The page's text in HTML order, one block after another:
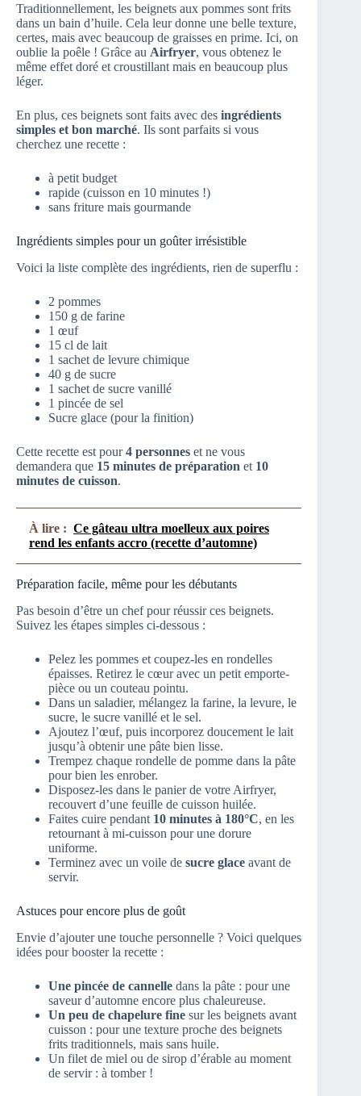
Traditionnellement, les beignets aux pommes sont frits
dans un bain d’huile. Cela leur donne une belle texture,
certes, mais avec beaucoup de graisses en prime. Ici, on
oublie la poêle ! Grâce au Airfryer, vous obtenez le
même effet doré et croustillant mais en beaucoup plus
léger.
En plus, ces beignets sont faits avec des ingrédients
simples et bon marché. Ils sont parfaits si vous
cherchez une recette :
à petit budget
rapide (cuisson en 10 minutes !)
sans friture mais gourmande
Ingrédients simples pour un goûter irrésistible
Voici la liste complète des ingrédients, rien de superflu :
2 pommes
150 g de farine
1 œuf
15 cl de lait
1 sachet de levure chimique
40 g de sucre
1 sachet de sucre vanillé
1 pincée de sel
Sucre glace (pour la finition)
Cette recette est pour4 personnes et ne vous
demandera que 15 minutes de préparation et 10
minutes de cuisson.
À lire : Ce gâteau ultra moelleux aux poires
rend les enfants accro (recette d’automne)
Préparation facile, même pour les débutants
Pas besoin d’être un chef pour réussir ces beignets.
Suivez les étapes simples ci-dessous :
Pelez les pommes et coupez-les en rondelles
épaisses. Retirez le cœur avec un petit emporte-
pièce ou un couteau pointu.
Dans un saladier, mélangez la farine, la levure, le
sucre, le sucre vanillé et le sel.
Ajoutez l’œuf, puis incorporez doucement le lait
jusqu’à obtenir une pâte bien lisse.
Trempez chaque rondelle de pomme dans la pâte
pour bien les enrober.
Disposez-les dans le panier de votre Airfryer,
recouvert d’une feuille de cuisson huilée.
Faites cuire pendant 10 minutes à 180°C, en les
retournant à mi-cuisson pour une dorure
uniforme.
Terminez avec un voile de sucre glace avant de
servir.
Astuces pour encore plus de goût
Envie d’ajouter une touche personnelle ? Voici quelques
idées pour booster la recette :
Une pincée de cannelle dans la pâte : pour une
saveur d’automne encore plus chaleureuse.
Un peu de chapelure fine sur les beignets avant
cuisson : pour une texture proche des beignets
frits traditionnels, mais sans huile.
Un filet de miel ou de sirop d’érable au moment
de servir : à tomber !